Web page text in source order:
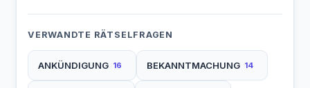
VERWANDTE RÄTSELFRAGEN
ANKÜNDIGUNG 16 BEKANNTMACHUNG 14